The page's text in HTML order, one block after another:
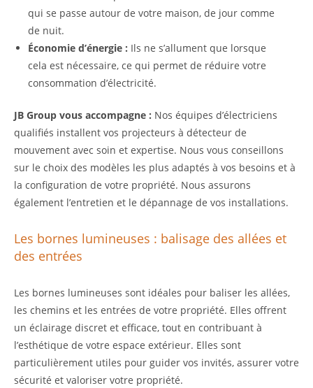
qui se passe autour de votre maison, de jour comme
de nuit.
Économie d’énergie : Ils ne s’allument que lorsque
cela est nécessaire, ce qui permet de réduire votre
consommation d’électricité.
JB Group vous accompagne : Nos équipes d’électriciens
qualifiés installent vos projecteurs à détecteur de
mouvement avec soin et expertise. Nous vous conseillons
sur le choix des modèles les plus adaptés à vos besoins et à
la configuration de votre propriété. Nous assurons
également l’entretien et le dépannage de vos installations.
Les bornes lumineuses : balisage des allées et
des entrées
Les bornes lumineuses sont idéales pour baliser les allées,
les chemins et les entrées de votre propriété. Elles offrent
un éclairage discret et efficace, tout en contribuant à
l’esthétique de votre espace extérieur. Elles sont
particulièrement utiles pour guider vos invités, assurer votre
sécurité et valoriser votre propriété.